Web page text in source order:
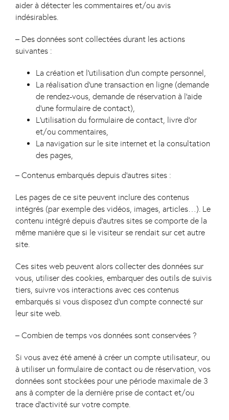
aider à détecter les commentaires et/ou avis
indésirables.
– Des données sont collectées durant les actions
suivantes :
La création et l’utilisation d’un compte personnel,
La réalisation d’une transaction en ligne (demande
de rendez-vous, demande de réservation à l’aide
d’une formulaire de contact),
L’utilisation du formulaire de contact, livre d’or
et/ou commentaires,
La navigation sur le site internet et la consultation
des pages,
– Contenus embarqués depuis d’autres sites :
Les pages de ce site peuvent inclure des contenus
intégrés (par exemple des vidéos, images, articles…). Le
contenu intégré depuis d’autres sites se comporte de la
même manière que si le visiteur se rendait sur cet autre
site.
Ces sites web peuvent alors collecter des données sur
vous, utiliser des cookies, embarquer des outils de suivis
tiers, suivre vos interactions avec ces contenus
embarqués si vous disposez d’un compte connecté sur
leur site web.
– Combien de temps vos données sont conservées ?
Si vous avez été amené à créer un compte utilisateur, ou
à utiliser un formulaire de contact ou de réservation, vos
données sont stockées pour une période maximale de 3
ans à compter de la dernière prise de contact et/ou
trace d’activité sur votre compte.